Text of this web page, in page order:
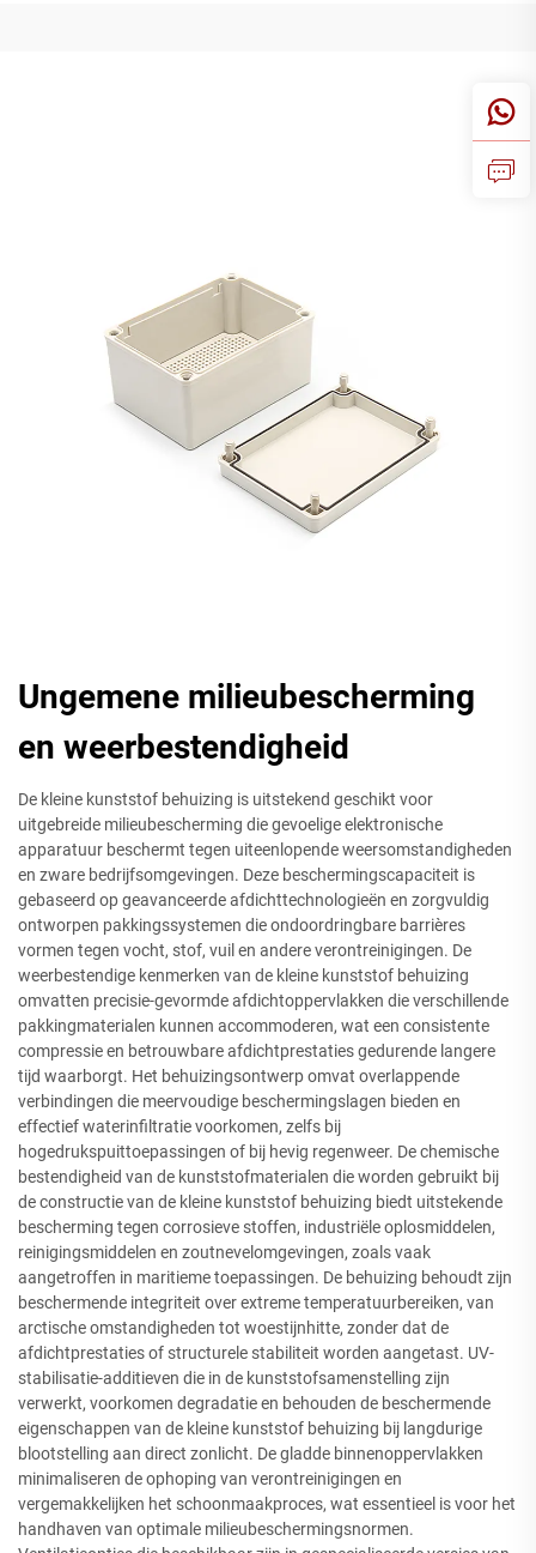
Ungemene milieubescherming
en weerbestendigheid
De kleine kunststof behuizing is uitstekend geschikt voor
uitgebreide milieubescherming die gevoelige elektronische
apparatuur beschermt tegen uiteenlopende weersomstandigheden
en zware bedrijfsomgevingen. Deze beschermingscapaciteit is
gebaseerd op geavanceerde afdichttechnologieën en zorgvuldig
ontworpen pakkingssystemen die ondoordringbare barrières
vormen tegen vocht, stof, vuil en andere verontreinigingen. De
weerbestendige kenmerken van de kleine kunststof behuizing
omvatten precisie-gevormde afdichtoppervlakken die verschillende
pakkingmaterialen kunnen accommoderen, wat een consistente
compressie en betrouwbare afdichtprestaties gedurende langere
tijd waarborgt. Het behuizingsontwerp omvat overlappende
verbindingen die meervoudige beschermingslagen bieden en
effectief waterinfiltratie voorkomen, zelfs bij
hogedrukspuittoepassingen of bij hevig regenweer. De chemische
bestendigheid van de kunststofmaterialen die worden gebruikt bij
de constructie van de kleine kunststof behuizing biedt uitstekende
bescherming tegen corrosieve stoffen, industriële oplosmiddelen,
reinigingsmiddelen en zoutnevelomgevingen, zoals vaak
aangetroffen in maritieme toepassingen. De behuizing behoudt zijn
beschermende integriteit over extreme temperatuurbereiken, van
arctische omstandigheden tot woestijnhitte, zonder dat de
afdichtprestaties of structurele stabiliteit worden aangetast. UV-
stabilisatie-additieven die in de kunststofsamenstelling zijn
verwerkt, voorkomen degradatie en behouden de beschermende
eigenschappen van de kleine kunststof behuizing bij langdurige
blootstelling aan direct zonlicht. De gladde binnenoppervlakken
minimaliseren de ophoping van verontreinigingen en
vergemakkelijken het schoonmaakproces, wat essentieel is voor het
handhaven van optimale milieubeschermingsnormen.